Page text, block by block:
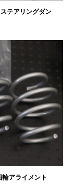
テアリングダン
アライメント